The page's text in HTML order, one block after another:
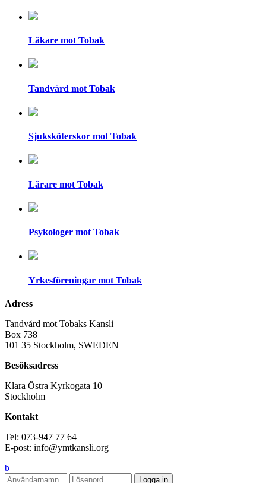
Läkare mot Tobak
Tandvård mot Tobak
Sjuksköterskor mot Tobak
Lärare mot Tobak
Psykologer mot Tobak
Yrkesföreningar mot Tobak
Adress
Tandvård mot Tobaks Kansli
Box 738
101 35 Stockholm, SWEDEN
Besöksadress
Klara Östra Kyrkogata 10
Stockholm
Kontakt
Tel: 073-947 77 64
E-post: info@ymtkansli.org
b